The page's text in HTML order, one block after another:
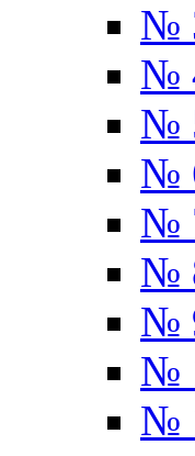
№
№
№
№
№
№
№
№
№